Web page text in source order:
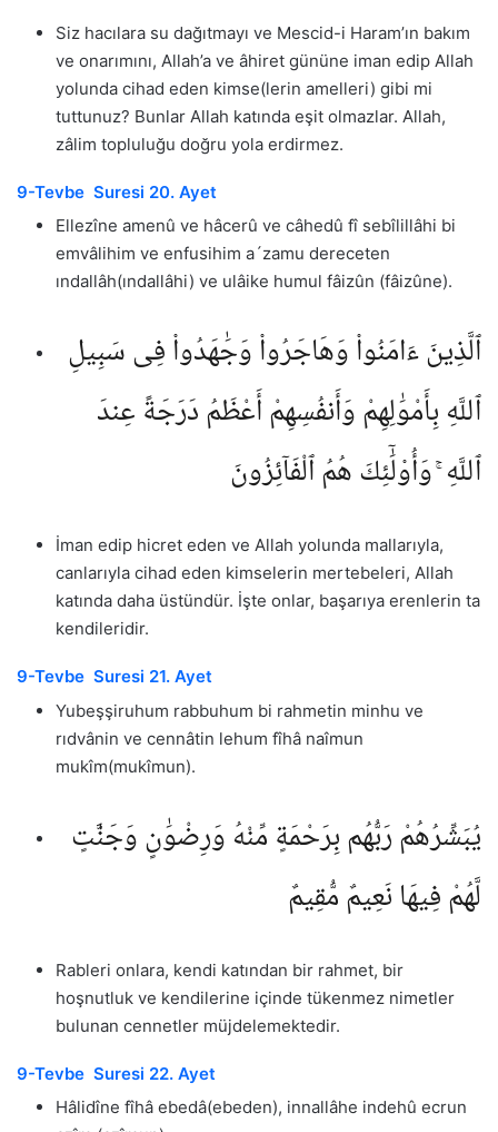
Siz hacılara su dağıtmayı ve Mescid-i Haram’ın bakım
ve onarımını, Allah’a ve âhiret gününe iman edip Allah
yolunda cihad eden kimse(lerin amelleri) gibi mi
tuttunuz? Bunlar Allah katında eşit olmazlar. Allah,
zâlim topluluğu doğru yola erdirmez.
9-Tevbe Suresi 20. Ayet
Ellezîne amenû ve hâcerû ve câhedû fî sebîlillâhi bi
emvâlihim ve enfusihim a´zamu dereceten
ındallâh(ındallâhi) ve ulâike humul fâizûn (fâizûne).
ٱلَّذِينَ ءَامَنُوا۟ وَهَاجَرُوا۟ وَجَٰهَدُوا۟ فِى سَبِيلِ
ٱللَّهِ بِأَمْوَٰلِهِمْ وَأَنفُسِهِمْ أَعْظَمُ دَرَجَةً عِندَ
ٱللَّهِ ۚ وَأُو۟لَٰٓئِكَ هُمُ ٱلْفَآئِزُونَ
İman edip hicret eden ve Allah yolunda mallarıyla,
canlarıyla cihad eden kimselerin mertebeleri, Allah
katında daha üstündür. İşte onlar, başarıya erenlerin ta
kendileridir.
9-Tevbe Suresi 21. Ayet
Yubeşşiruhum rabbuhum bi rahmetin minhu ve
rıdvânin ve cennâtin lehum fîhâ naîmun
mukîm(mukîmun).
يُبَشِّرُهُمْ رَبُّهُم بِرَحْمَةٍ مِّنْهُ وَرِضْوَٰنٍ وَجَنَّٰتٍ
لَّهُمْ فِيهَا نَعِيمٌ مُّقِيمٌ
Rableri onlara, kendi katından bir rahmet, bir
hoşnutluk ve kendilerine içinde tükenmez nimetler
bulunan cennetler müjdelemektedir.
9-Tevbe Suresi 22. Ayet
Hâlidîne fîhâ ebedâ(ebeden), innallâhe indehû ecrun